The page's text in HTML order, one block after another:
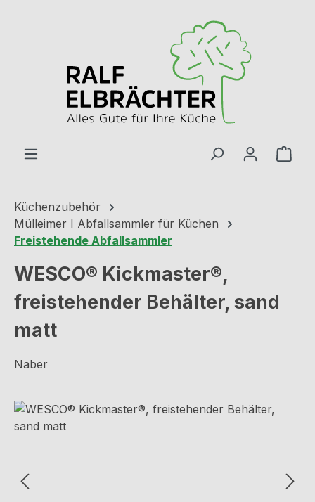
Küchenzubehör
Mülleimer I Abfallsammler für Küchen
Freistehende Abfallsammler
WESCO® Kickmaster®,
freistehender Behälter, sand
matt
Naber
Bildergalerie überspringen